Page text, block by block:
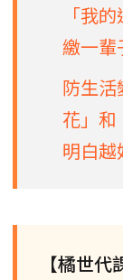
「我
繳一輩
防生活
花」和
明白越
【橘世代